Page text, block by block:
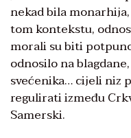
nekad bila
tom kontekstu,
morali su biti
odnosilo na
svećenika… cijeli niz
regulirati između
Samerski.